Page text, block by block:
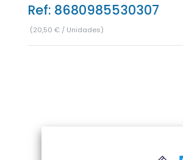
Ref: 8680985530307
(20,50 € / Unidades)